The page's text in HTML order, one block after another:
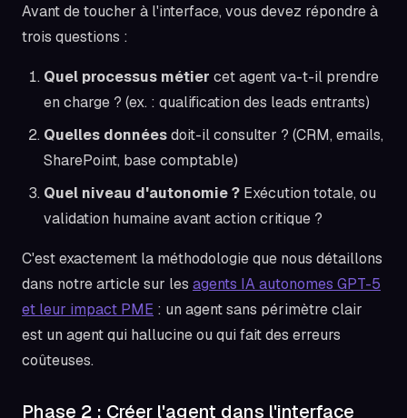
Avant de toucher à l'interface, vous devez répondre à
trois questions :
Quel processus métier cet agent va-t-il prendre
en charge ? (ex. : qualification des leads entrants)
Quelles donnéesdoit-il consulter ? (CRM, emails,
SharePoint, base comptable)
Quel niveau d'autonomie ? Exécution totale, ou
validation humaine avant action critique ?
C'est exactement la méthodologie que nous détaillons
dans notre article sur les agents IA autonomes GPT-5
et leur impact PME : un agent sans périmètre clair
est un agent qui hallucine ou qui fait des erreurs
coûteuses.
Phase 2 : Créer l'agent dans l'interface